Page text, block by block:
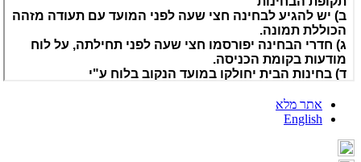
אתר מלא
English